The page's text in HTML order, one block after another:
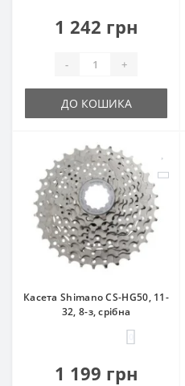
1 242 грн
- +
ДО КОШИКА
Касета Shimano CS-HG50, 11-
32, 8-з, срібна
1 199 грн